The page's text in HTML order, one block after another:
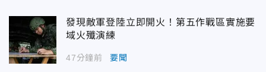
發現敵軍登陸立即開火！第五作戰區實施要
域火殲演練
47分鐘前 要聞